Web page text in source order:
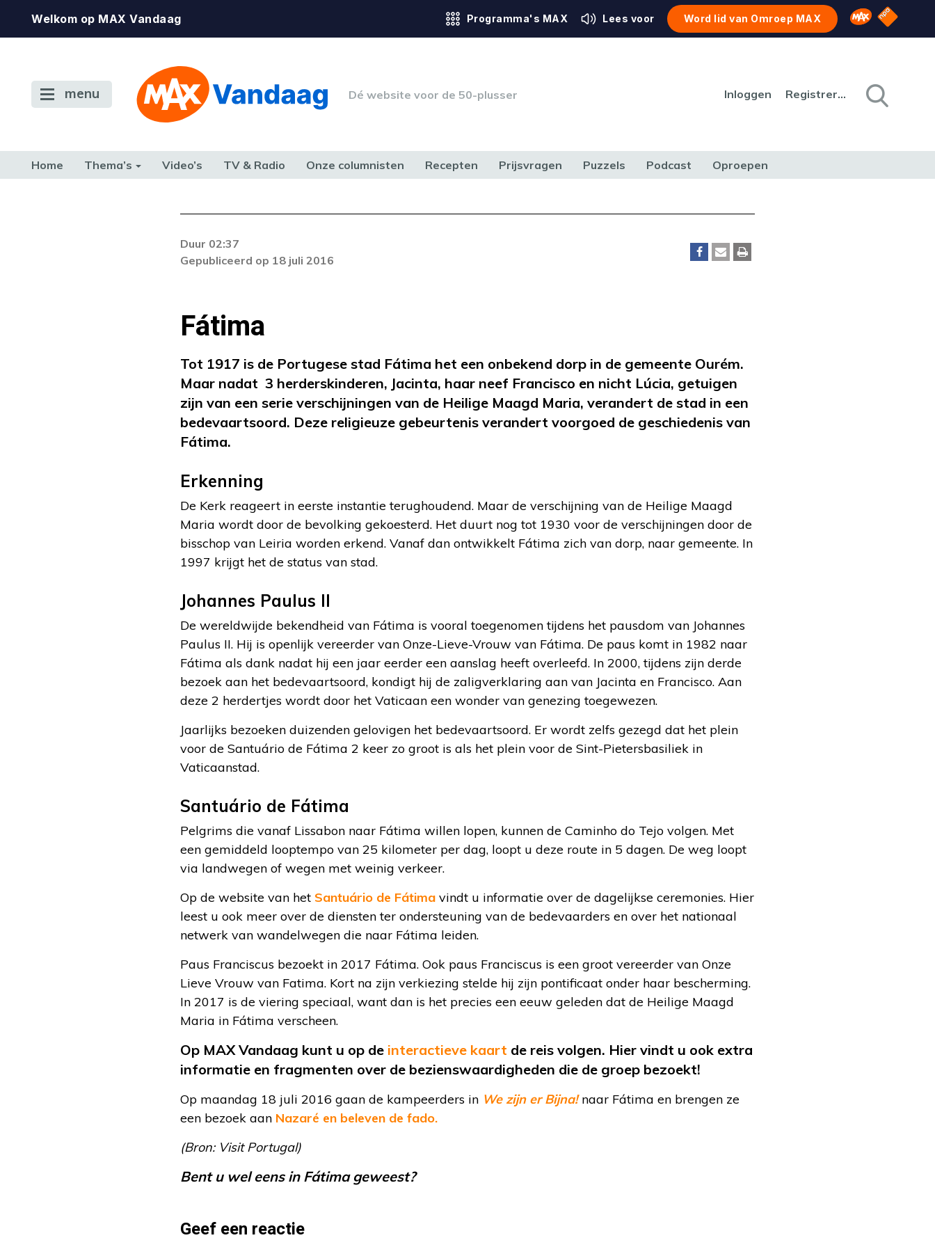
Welkom op MAX Vandaag Programma's MAX Lees voor Word lid van Omroep MAX Omroep MAX
NPO
menu Dé website voor de 50-plusser Inloggen Registreren
Home Thema’s Video’s TV & Radio Onze columnisten Recepten Prijsvragen Puzzels Podcast Oproepen
Duur 02:37
Gepubliceerd op 18 juli 2016
Fátima
Tot 1917 is de Portugese stad Fátima het een onbekend dorp in de gemeente Ourém.
Maar nadat 3 herderskinderen, Jacinta, haar neef Francisco en nicht Lúcia, getuigen
zijn van een serie verschijningen van de Heilige Maagd Maria, verandert de stad in een
bedevaartsoord. Deze religieuze gebeurtenis verandert voorgoed de geschiedenis van
Fátima.
Erkenning
De Kerk reageert in eerste instantie terughoudend. Maar de verschijning van de Heilige Maagd
Maria wordt door de bevolking gekoesterd. Het duurt nog tot 1930 voor de verschijningen door de
bisschop van Leiria worden erkend. Vanaf dan ontwikkelt Fátima zich van dorp, naar gemeente. In
1997 krijgt het de status van stad.
Johannes Paulus II
De wereldwijde bekendheid van Fátima is vooral toegenomen tijdens het pausdom van Johannes
Paulus II. Hij is openlijk vereerder van Onze-Lieve-Vrouw van Fátima. De paus komt in 1982 naar
Fátima als dank nadat hij een jaar eerder een aanslag heeft overleefd. In 2000, tijdens zijn derde
bezoek aan het bedevaartsoord, kondigt hij de zaligverklaring aan van Jacinta en Francisco. Aan
deze 2 herdertjes wordt door het Vaticaan een wonder van genezing toegewezen.
Jaarlijks bezoeken duizenden gelovigen het bedevaartsoord. Er wordt zelfs gezegd dat het plein
voor de Santuário de Fátima 2 keer zo groot is als het plein voor de Sint-Pietersbasiliek in
Vaticaanstad.
Santuário de Fátima
Pelgrims die vanaf Lissabon naar Fátima willen lopen, kunnen de Caminho do Tejo volgen. Met
een gemiddeld looptempo van 25 kilometer per dag, loopt u deze route in 5 dagen. De weg loopt
via landwegen of wegen met weinig verkeer.
Op de website van het Santuário de Fátima vindt u informatie over de dagelijkse ceremonies. Hier
leest u ook meer over de diensten ter ondersteuning van de bedevaarders en over het nationaal
netwerk van wandelwegen die naar Fátima leiden.
Paus Franciscus bezoekt in 2017 Fátima. Ook paus Franciscus is een groot vereerder van Onze
Lieve Vrouw van Fatima. Kort na zijn verkiezing stelde hij zijn pontificaat onder haar bescherming.
In 2017 is de viering speciaal, want dan is het precies een eeuw geleden dat de Heilige Maagd
Maria in Fátima verscheen.
Op MAX Vandaag kunt u op de interactieve kaart de reis volgen. Hier vindt u ook extra
informatie en fragmenten over de bezienswaardigheden die de groep bezoekt!
Op maandag 18 juli 2016 gaan de kampeerders in We zijn er Bijna!naar Fátima en brengen ze
een bezoek aan Nazaré en beleven de fado.
(Bron: Visit Portugal)
Bent u wel eens in Fátima geweest?
Geef een reactie